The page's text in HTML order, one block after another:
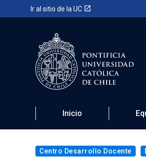
Ir al sitio de la UC launch
Inicio
Centro Desarrollo Docente